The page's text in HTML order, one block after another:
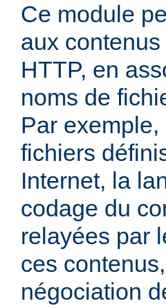
Ce module
aux
HTTP, en
noms de
Par
fichiers
Internet, la
codage du
relayées par
ces
négociation